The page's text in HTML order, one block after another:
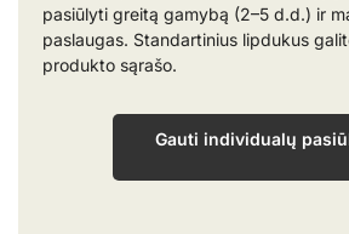
pasiūlyti greitą gamybą (2–5 d.d.) ir
paslaugas. Standartinius lipdukus
produkto sąrašo.
Gauti individualų